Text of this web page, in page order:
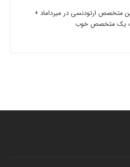
متخصص ارتودنسی در میرداماد +
یک متخصص خوب